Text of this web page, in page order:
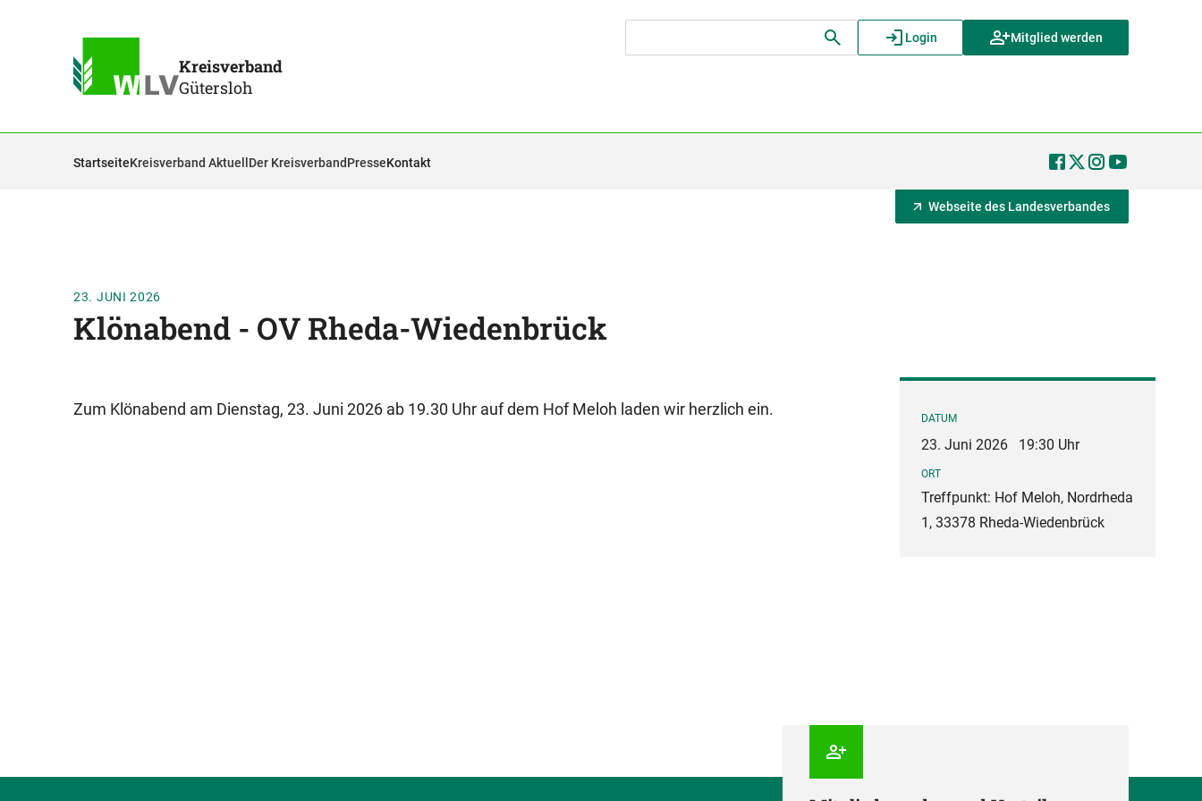
Kreisverband
Gütersloh
Login Mitglied werden
StartseiteKreisverband Aktuell Der KreisverbandPresseKontakt
Webseite des Landesverbandes
23. JUNI 2026
Klönabend - OV Rheda-Wiedenbrück
Zum Klönabend am Dienstag, 23. Juni 2026 ab 19.30 Uhr auf dem Hof Meloh laden wir herzlich ein. DATUM
23. Juni 2026 19:30 Uhr
ORT
Treffpunkt: Hof Meloh, Nordrheda
1, 33378 Rheda-Wiedenbrück